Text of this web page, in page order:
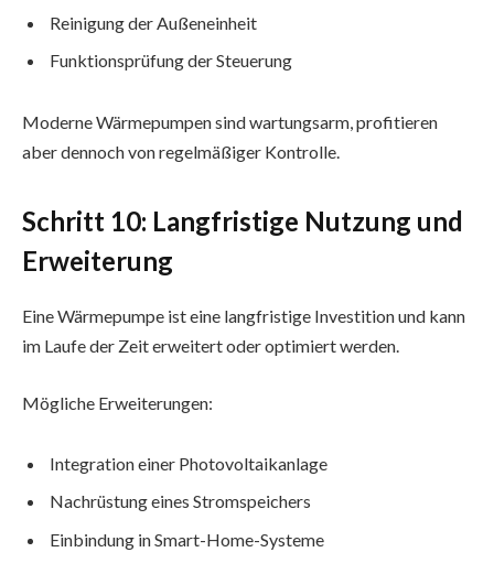
Reinigung der Außeneinheit
Funktionsprüfung der Steuerung
Moderne Wärmepumpen sind wartungsarm, profitieren
aber dennoch von regelmäßiger Kontrolle.
Schritt 10: Langfristige Nutzung und
Erweiterung
Eine Wärmepumpe ist eine langfristige Investition und kann
im Laufe der Zeit erweitert oder optimiert werden.
Mögliche Erweiterungen:
Integration einer Photovoltaikanlage
Nachrüstung eines Stromspeichers
Einbindung in Smart-Home-Systeme